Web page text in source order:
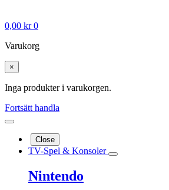
0,00 kr 0
Varukorg
×
Inga produkter i varukorgen.
Fortsätt handla
Close
TV-Spel & Konsoler
Nintendo